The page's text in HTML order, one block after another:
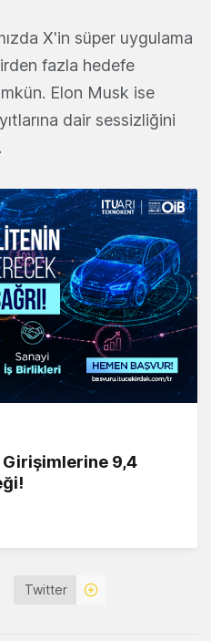
X'in süper uygulama
fazla hedefe
Elon Musk ise
dair sessizliğini
9,4
Twitter